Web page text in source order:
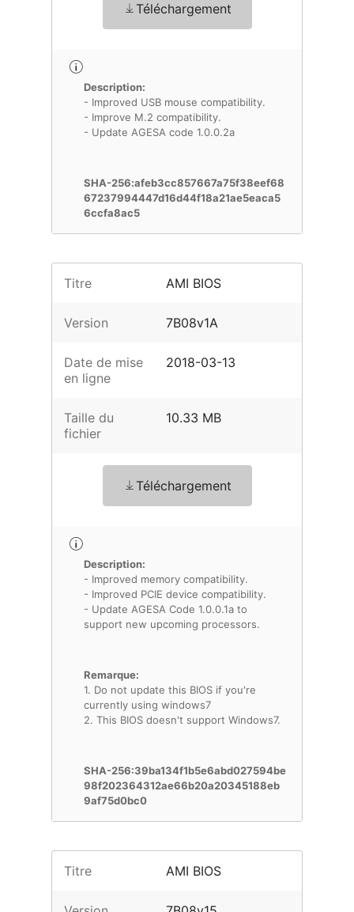
Téléchargement
Description:
- Improved USB mouse compatibility.
- Improve M.2 compatibility.
- Update AGESA code 1.0.0.2a
SHA-256:afeb3cc857667a75f38eef68
67237994447d16d44f18a21ae5eaca5
6ccfa8ac5
Titre AMI BIOS
Version 7B08v1A
Date de mise
en ligne
2018-03-13
Taille du
fichier
10.33 MB
Téléchargement
Description:
- Improved memory compatibility.
- Improved PCIE device compatibility.
- Update AGESA Code 1.0.0.1a to
support new upcoming processors.
Remarque:
1. Do not update this BIOS if you're
currently using windows7
2. This BIOS doesn't support Windows7.
SHA-256:39ba134f1b5e6abd027594be
98f202364312ae66b20a20345188eb
9af75d0bc0
Titre AMI BIOS